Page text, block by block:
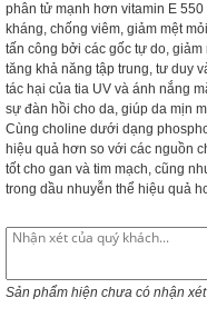
phân tử mạnh hơn vitamin E
kháng, chống viêm, giảm mệt
tấn công bởi các gốc tự do,
tăng khả năng tập trung, tư duy
tác hại của tia UV và ánh nắng
sự đàn hồi cho da, giúp da mịn
Cùng choline dưới dạng
hiệu quả hơn so với các nguồn
tốt cho gan và tim mạch, cũng
trong dầu nhuyễn thể hiệu quả
Sản phẩm hiện chưa có nhận